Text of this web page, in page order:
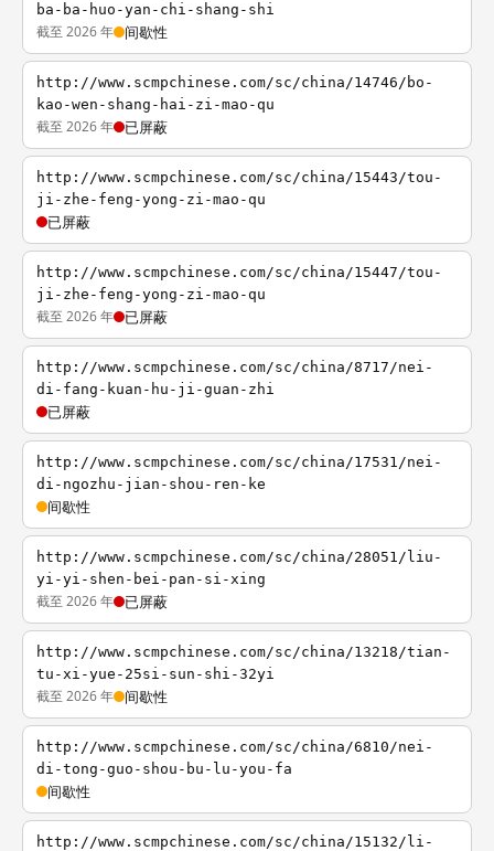
ba-ba-huo-yan-chi-shang-shi
截至 2026 年 间歇性
http://www.scmpchinese.com/sc/china/14746/bo-
kao-wen-shang-hai-zi-mao-qu
截至 2026 年 已屏蔽
http://www.scmpchinese.com/sc/china/15443/tou-
ji-zhe-feng-yong-zi-mao-qu
已屏蔽
http://www.scmpchinese.com/sc/china/15447/tou-
ji-zhe-feng-yong-zi-mao-qu
截至 2026 年 已屏蔽
http://www.scmpchinese.com/sc/china/8717/nei-
di-fang-kuan-hu-ji-guan-zhi
已屏蔽
http://www.scmpchinese.com/sc/china/17531/nei-
di-ngozhu-jian-shou-ren-ke
间歇性
http://www.scmpchinese.com/sc/china/28051/liu-
yi-yi-shen-bei-pan-si-xing
截至 2026 年 已屏蔽
http://www.scmpchinese.com/sc/china/13218/tian-
tu-xi-yue-25si-sun-shi-32yi
截至 2026 年 间歇性
http://www.scmpchinese.com/sc/china/6810/nei-
di-tong-guo-shou-bu-lu-you-fa
间歇性
http://www.scmpchinese.com/sc/china/15132/li-